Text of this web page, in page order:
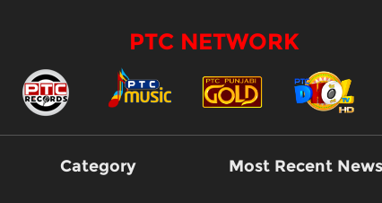
PTC NETWORK
Category Most Recent News